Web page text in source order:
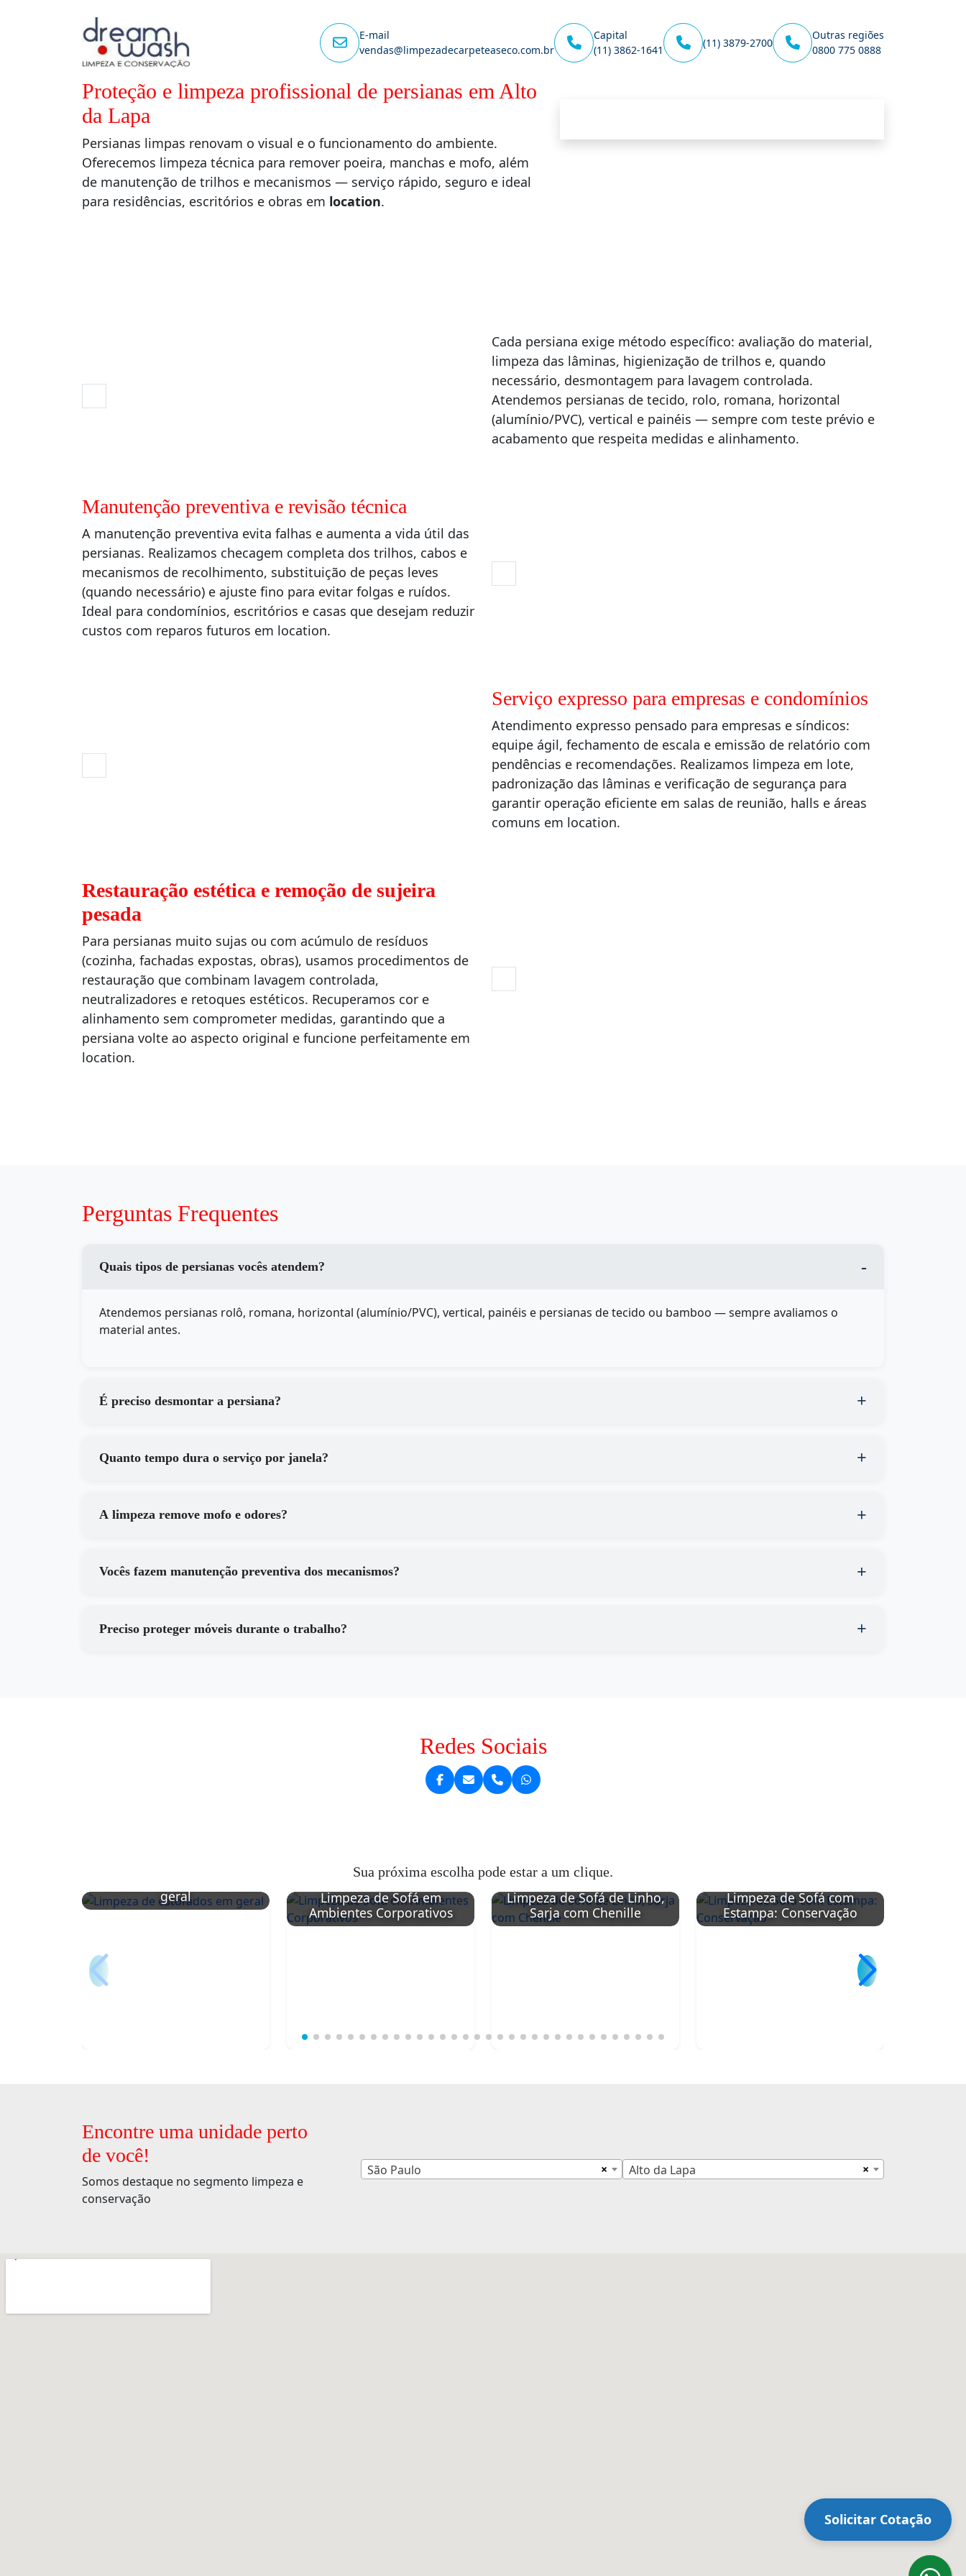
E-mail
vendas@limpezadecarpeteaseco.com.br
Capital
(11) 3862-1641
(11) 3879-2700
Outras regiões
0800 775 0888
Proteção e limpeza profissional de persianas em Alto
da Lapa
Persianas limpas renovam o visual e o funcionamento do ambiente.
Oferecemos limpeza técnica para remover poeira, manchas e mofo, além
de manutenção de trilhos e mecanismos — serviço rápido, seguro e ideal
para residências, escritórios e obras em location.
Cada persiana exige método específico: avaliação do material,
limpeza das lâminas, higienização de trilhos e, quando
necessário, desmontagem para lavagem controlada.
Atendemos persianas de tecido, rolo, romana, horizontal
(alumínio/PVC), vertical e painéis — sempre com teste prévio e
acabamento que respeita medidas e alinhamento.
Manutenção preventiva e revisão técnica
A manutenção preventiva evita falhas e aumenta a vida útil das
persianas. Realizamos checagem completa dos trilhos, cabos e
mecanismos de recolhimento, substituição de peças leves
(quando necessário) e ajuste fino para evitar folgas e ruídos.
Ideal para condomínios, escritórios e casas que desejam reduzir
custos com reparos futuros em location.
Serviço expresso para empresas e condomínios
Atendimento expresso pensado para empresas e síndicos:
equipe ágil, fechamento de escala e emissão de relatório com
pendências e recomendações. Realizamos limpeza em lote,
padronização das lâminas e verificação de segurança para
garantir operação eficiente em salas de reunião, halls e áreas
comuns em location.
Restauração estética e remoção de sujeira
pesada
Para persianas muito sujas ou com acúmulo de resíduos
(cozinha, fachadas expostas, obras), usamos procedimentos de
restauração que combinam lavagem controlada,
neutralizadores e retoques estéticos. Recuperamos cor e
alinhamento sem comprometer medidas, garantindo que a
persiana volte ao aspecto original e funcione perfeitamente em
location.
Perguntas Frequentes
Quais tipos de persianas vocês atendem?
Atendemos persianas rolô, romana, horizontal (alumínio/PVC), vertical, painéis e persianas de tecido ou bamboo — sempre avaliamos o
material antes.
É preciso desmontar a persiana?
Quanto tempo dura o serviço por janela?
A limpeza remove mofo e odores?
Vocês fazem manutenção preventiva dos mecanismos?
Preciso proteger móveis durante o trabalho?
Redes Sociais
Sua próxima escolha pode estar a um clique.
geral
Limpeza de Sofá em
Ambientes Corporativos
Limpeza de Sofá de Linho,
Sarja com Chenille
Limpeza de Sofá com
Estampa: Conservação
Encontre uma unidade perto
de você!
Somos destaque no segmento limpeza e
conservação
×
São Paulo ×
Alto da Lapa
Solicitar Cotação